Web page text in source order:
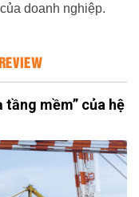
doanh nghiệp.
tầng mềm” của hệ